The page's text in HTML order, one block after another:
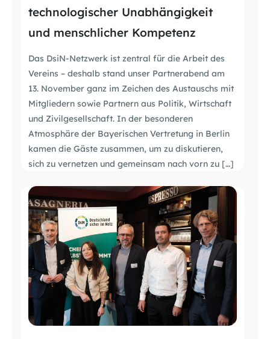
technologischer Unabhängigkeit
und menschlicher Kompetenz
Das DsiN-Netzwerk ist zentral für die Arbeit des
Vereins – deshalb stand unser Partnerabend am
13. November ganz im Zeichen des Austauschs mit
Mitgliedern sowie Partnern aus Politik, Wirtschaft
und Zivilgesellschaft. In der besonderen
Atmosphäre der Bayerischen Vertretung in Berlin
kamen die Gäste zusammen, um zu diskutieren,
sich zu vernetzen und gemeinsam nach vorn zu […]